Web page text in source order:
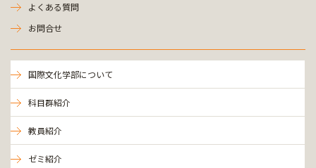
よくある質問
お問合せ
国際文化学部について
科目群紹介
教員紹介
ゼミ紹介